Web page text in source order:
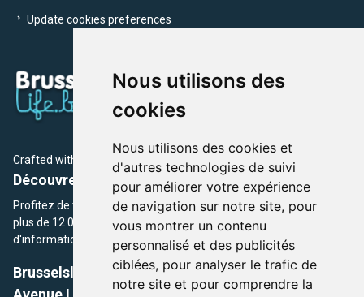
Nous utilisons des
cookies
Nous utilisons des cookies et
d'autres technologies de suivi
pour améliorer votre expérience
de navigation sur notre site, pour
vous montrer un contenu
personnalisé et des publicités
ciblées, pour analyser le trafic de
notre site et pour comprendre la
Update cookies preferences
Crafted with by Brusselslife Team
Découvrez plus de 12 000 adresses et événements
Profitez de toutes les sections de BrusselsLife.be et découvrez
plus de 12 000 adresses et un grand choix d'événements,
d'informations et de conseils et astuces de notre écriture.
Brusselslife.be